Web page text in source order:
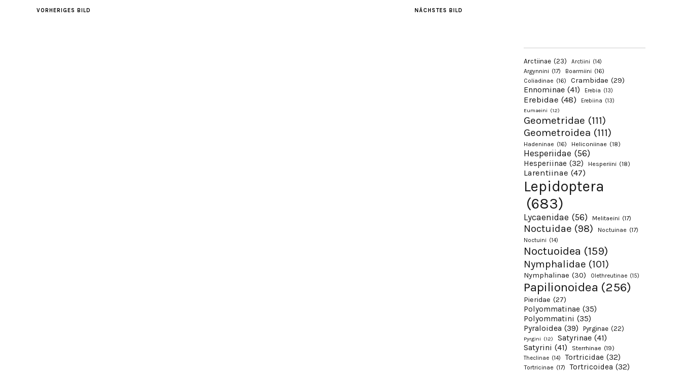
NÄCHSTES BILD
VORHERIGES BILD
Arctiinae (23) Arctiini (14)
Argynnini (17) Boarmiini (16)
Coliadinae (16) Crambidae (29)
Ennominae (41) Erebia (13)
Erebidae (48) Erebiina (13)
Eumaeini (12)
Geometridae (111)
Geometroidea (111)
Hadeninae (16) Heliconiinae (18)
Hesperiidae (56)
Hesperiinae (32) Hesperiini (18)
Larentiinae (47)
Lepidoptera
(683)
Lycaenidae (56) Melitaeini (17)
Noctuidae (98) Noctuinae (17)
Noctuini (14)
Noctuoidea (159)
Nymphalidae (101)
Nymphalinae (30) Olethreutinae (15)
Papilionoidea (256)
Pieridae (27)
Polyommatinae (35)
Polyommatini (35)
Pyraloidea (39) Pyrginae (22)
Pyrgini (12) Satyrinae (41)
Satyrini (41) Sterrhinae (19)
Theclinae (14) Tortricidae (32)
Tortricinae (17) Tortricoidea (32)